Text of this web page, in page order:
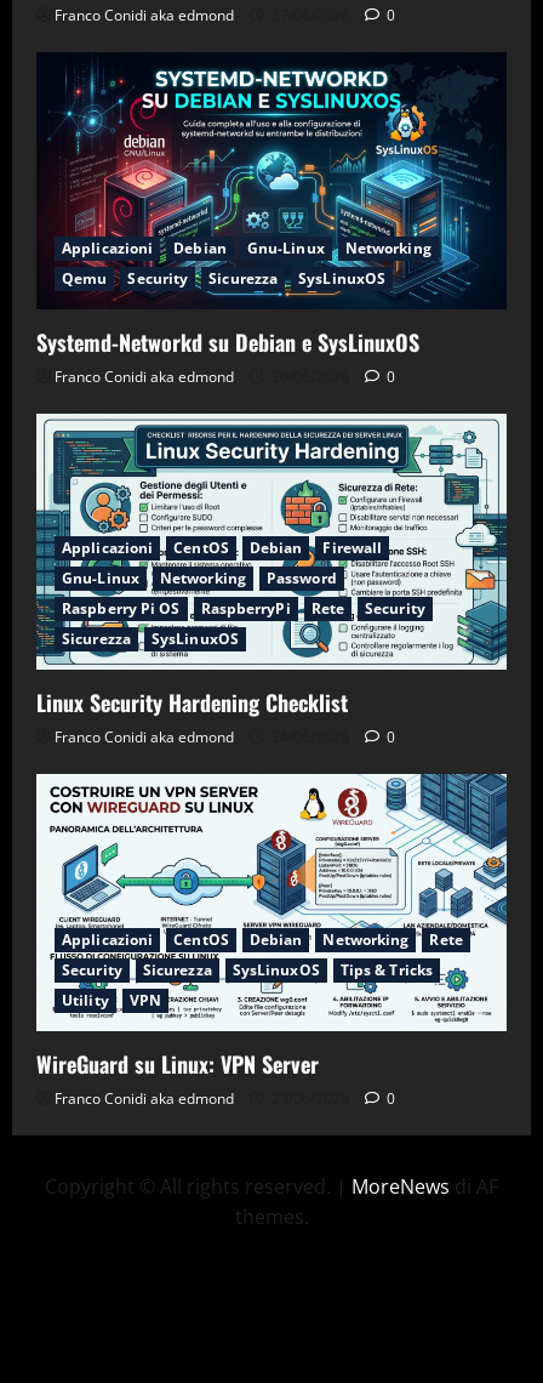
Franco Conidi aka edmond 0
Applicazioni Debian Gnu-Linux
Networking
Qemu
Security Sicurezza SysLinuxOS
Systemd-Networkd su Debian e SysLinuxOS
Franco Conidi aka edmond 0
Applicazioni CentOS Debian
Firewall
Gnu-Linux
Networking
Password
Raspberry Pi OS
RaspberryPi Rete
Security
Sicurezza
SysLinuxOS
Linux Security Hardening Checklist
Franco Conidi aka edmond 0
Applicazioni CentOS Debian Networking
Rete
Security
Sicurezza SysLinuxOS
Tips & Tricks
Utility
VPN
WireGuard su Linux: VPN Server
Franco Conidi aka edmond 0
Copyright © All rights reserved. | MoreNews di AF
themes.